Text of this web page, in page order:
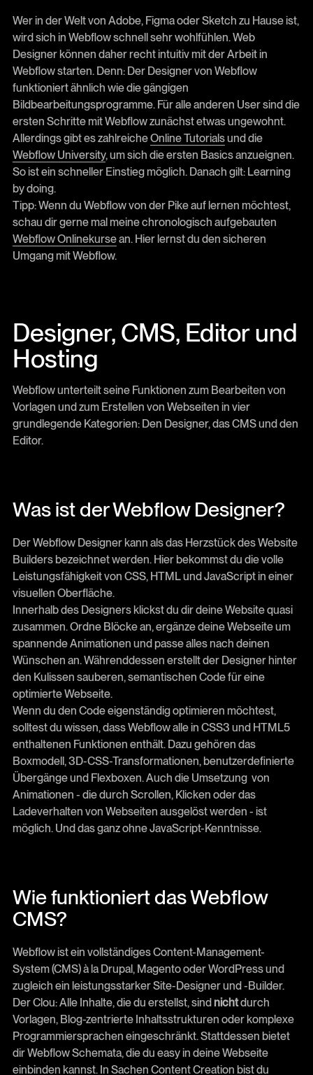
Wer in der Welt von Adobe, Figma oder Sketch zu Hause ist,
wird sich in Webflow schnell sehr wohlfühlen. Web
Designer können daher recht intuitiv mit der Arbeit in
Webflow starten. Denn: Der Designer von Webflow
funktioniert ähnlich wie die gängigen
Bildbearbeitungsprogramme. Für alle anderen User sind die
ersten Schritte mit Webflow zunächst etwas ungewohnt.
Allerdings gibt es zahlreicheOnline Tutorialsund die
Webflow University, um sich die ersten Basics anzueignen.
So ist ein schneller Einstieg möglich. Danach gilt: Learning
by doing.
Tipp: Wenn du Webflow von der Pike auf lernen möchtest,
schau dir gerne mal meine chronologisch aufgebauten
Webflow Onlinekursean. Hier lernst du den sicheren
Umgang mit Webflow.
Designer, CMS, Editor und
Hosting
Webflow unterteilt seine Funktionen zum Bearbeiten von
Vorlagen und zum Erstellen von Webseiten in vier
grundlegende Kategorien: Den Designer, das CMS und den
Editor.
Was ist der Webflow Designer?
Der Webflow Designer kann als das Herzstück des Website
Builders bezeichnet werden. Hier bekommst du die volle
Leistungsfähigkeit von CSS, HTML und JavaScript in einer
visuellen Oberfläche.
Innerhalb des Designers klickst du dir deine Website quasi
zusammen. Ordne Blöcke an, ergänze deine Webseite um
spannende Animationen und passe alles nach deinen
Wünschen an. Währenddessen erstellt der Designer hinter
den Kulissen sauberen, semantischen Code für eine
optimierte Webseite.
Wenn du den Code eigenständig optimieren möchtest,
solltest du wissen, dass Webflow alle in CSS3 und HTML5
enthaltenen Funktionen enthält. Dazu gehören das
Boxmodell, 3D-CSS-Transformationen, benutzerdefinierte
Übergänge und Flexboxen. Auch die Umsetzung von
Animationen - die durch Scrollen, Klicken oder das
Ladeverhalten von Webseiten ausgelöst werden - ist
möglich. Und das ganz ohne JavaScript-Kenntnisse.
Wie funktioniert das Webflow
CMS?
Webflow ist ein vollständiges Content-Management-
System (CMS) à la Drupal, Magento oder WordPress und
zugleich ein leistungsstarker Site-Designer und -Builder.
Der Clou: Alle Inhalte, die du erstellst, sind nichtdurch
Vorlagen, Blog-zentrierte Inhaltsstrukturen oder komplexe
Programmiersprachen eingeschränkt. Stattdessen bietet
dir Webflow Schemata, die du easy in deine Webseite
einbinden kannst. In Sachen Content Creation bist du